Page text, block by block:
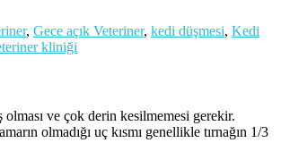
, Gece açık Veteriner, kedi düşmesi, Kedi
kliniği
ve çok derin kesilmemesi gerekir.
olmadığı uç kısmı genellikle tırnağın 1/3